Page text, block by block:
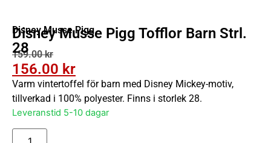
Disney Musse Pigg
Disney Musse Pigg Tofflor Barn Strl.
28
159.00kr
156.00 kr
Varm vintertoffel för barn med Disney Mickey-motiv,
tillverkad i 100% polyester. Finns i storlek 28.
Leveranstid 5-10 dagar